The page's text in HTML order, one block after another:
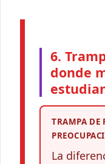
6.
donde
TRAMPA DE
La